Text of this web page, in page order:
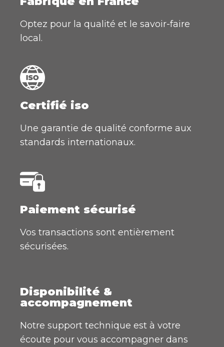
Optez pour la qualité et le savoir-faire
local.
Certifié iso
Une garantie de qualité conforme aux
standards internationaux.
Paiement sécurisé
Vos transactions sont entièrement
sécurisées.
Disponibilité &
accompagnement
Notre support technique est à votre
écoute pour vous accompagner dans